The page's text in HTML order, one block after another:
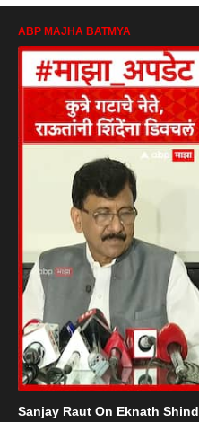
ABP MAJHA BATMYA
Sanjay Raut On Eknath